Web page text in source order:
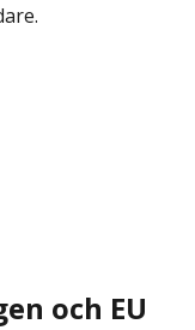
och EU